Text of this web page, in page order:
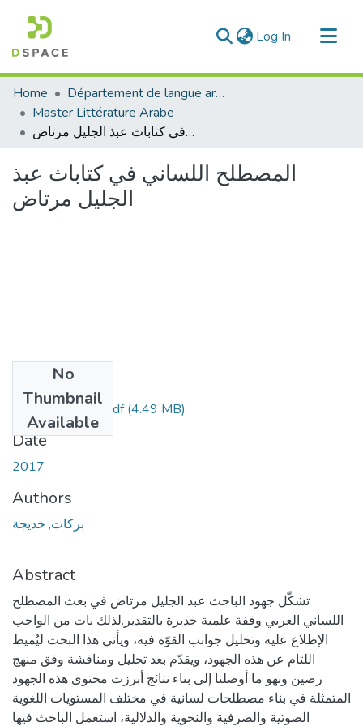
Log In (current)
Communities & Collections
All of DSpace
Statistics
Home
Département de langue arabe
Master Littérature Arabe
المصطلح اللساني في كتاباث عبذ الجليل مرتاض
المصطلح اللساني في كتاباث عبذ
الجليل مرتاض
No
Thumbnail
Available
Barkate-Khadija.pdf(4.49 MB)
Date
2017
Authors
بركات, خديجة
Abstract
تشكّل جهود الباحث عبد الجليل مرتاض في بعث المصطلح
اللساني العربي وقفة علمية جديرة بالتقدير.لذلك بات من الواجب
الإطلاع عليه وتحليل جوانب القوّة فيه، ويأتي هذا البحث ليُميط
اللثام عن هذه الجهود، ويقدّم بعد تحليل ومناقشة وفق منهج
رصين وىهو ما أوصلنا إلى بناء نتائج أبرزت محتوى هذه الجهود
المتمثلة في بناء مصطلحات لسانية في مختلف المستويات اللغوية
الصوتية والصرفية والنحوية والدلالية، استعمل الباحث فيها